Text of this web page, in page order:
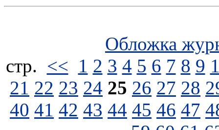
Обложка
стp. << 1 2 3 4 5 6 7 8 9
21 22 23 24 25 26 27 28
40 41 42 43 44 45 46 47